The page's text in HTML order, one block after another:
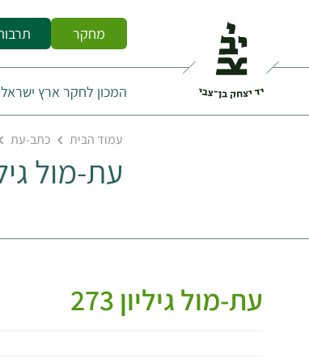
מחקר
המכון לחקר ארץ ישראל
עמוד הבית כתב-עת
עת-מול
עת-מול גיליון 273